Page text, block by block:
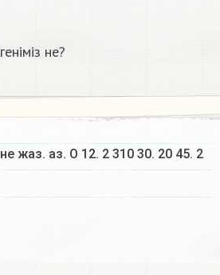
не?​
жаз. аз. О 12. 2 310 30. 20 45. 2​